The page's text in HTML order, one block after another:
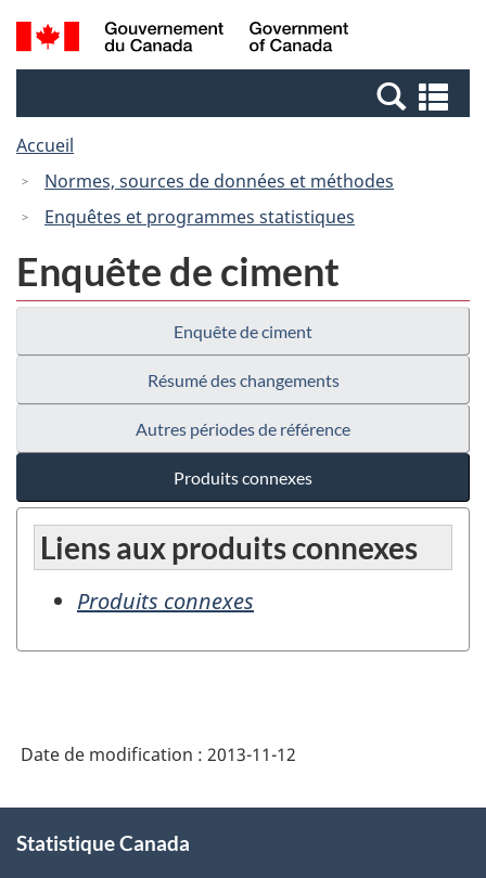
Passer
au
Passer
à
Canada
Recherche
et
et
Accueil
Normes, sources de données et méthodes
Enquêtes et programmes statistiques
Enquête de ciment
Enquête de ciment
Résumé des changements
Autres périodes de référence
Produits connexes
Liens aux produits connexes
Produits connexes
Date de modification : 2013-11-12
propos
Statistique Canada